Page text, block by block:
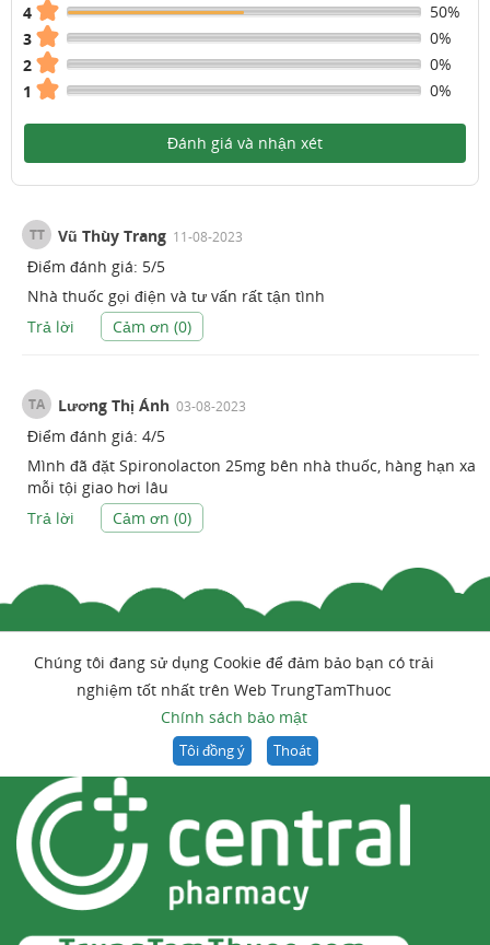
4
50%
3
0%
2
0%
1
0%
Đánh giá và nhận xét
TT Vũ Thùy Trang 11-08-2023
Điểm đánh giá: 5/5
Nhà thuốc gọi điện và tư vấn rất tận tình
Trả lời
Cảm ơn (0)
TA Lương Thị Ánh 03-08-2023
Điểm đánh giá: 4/5
Mình đã đặt Spironolacton 25mg bên nhà thuốc, hàng hạn xa
mỗi tội giao hơi lâu
Trả lời
Cảm ơn (0)
Chúng tôi đang sử dụng Cookie để đảm bảo bạn có trải
nghiệm tốt nhất trên Web TrungTamThuoc
Chính sách bảo mật
Tôi đồng ý Thoát